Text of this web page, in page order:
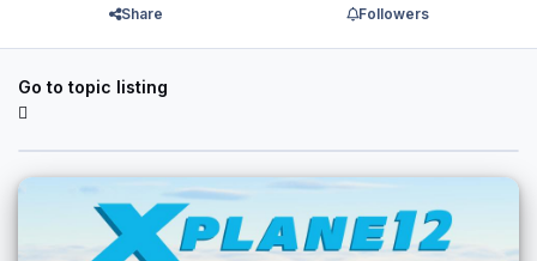
Share Followers
Go to topic listing